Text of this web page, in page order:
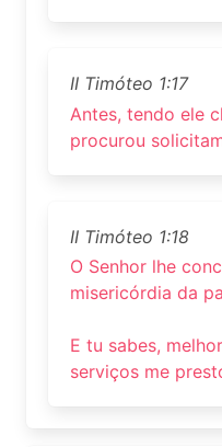
II Timóteo 1:17
Antes, tendo ele
procurou
II Timóteo 1:18
O Senhor lhe
misericórdia da
E tu sabes,
serviços me